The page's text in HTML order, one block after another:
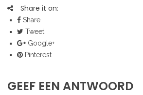
Share it on:
Share
Tweet
Google+
Pinterest
GEEF EEN ANTWOORD